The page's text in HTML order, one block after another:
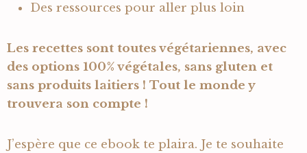
Des ressources pour aller plus loin
Les recettes sont toutes végétariennes, avec
des options 100% végétales, sans gluten et
sans produits laitiers ! Tout le monde y
trouvera son compte !
J’espère que ce ebook te plaira. Je te souhaite